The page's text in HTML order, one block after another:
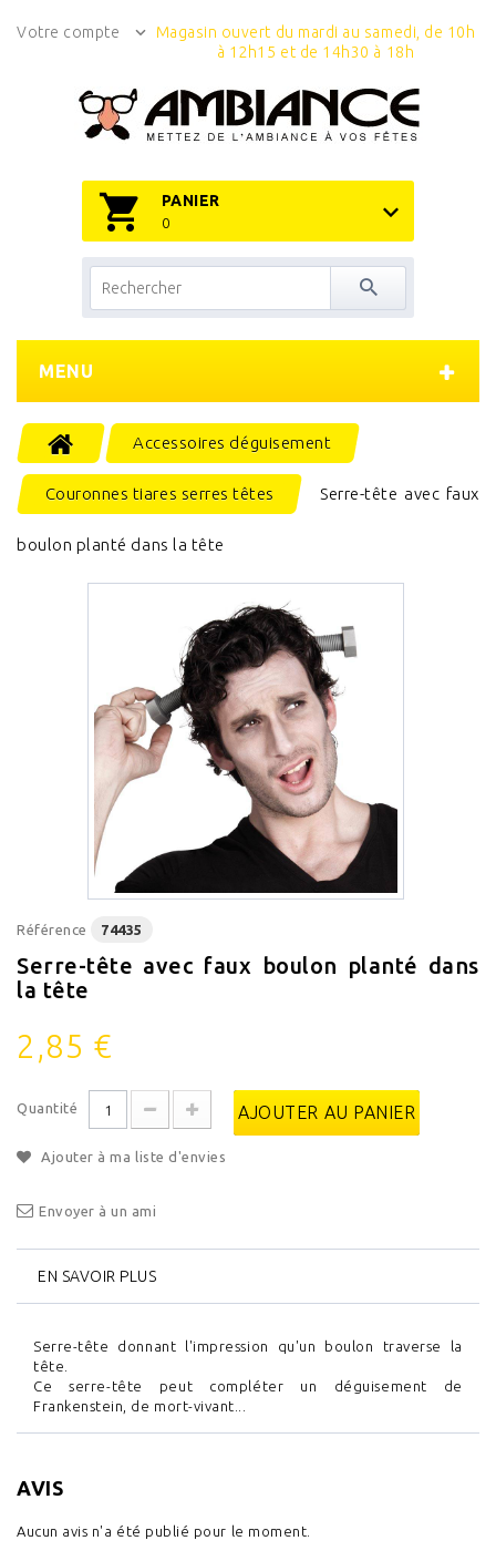
Votre compte
Magasin ouvert du mardi au samedi, de 10h
à 12h15 et de 14h30 à 18h
PANIER
0
MENU
Accessoires déguisement
Couronnes tiares serres têtes Serre-tête avec faux
boulon planté dans la tête
Référence 74435
Serre-tête avec faux boulon planté dans
la tête
2,85 €
Quantité AJOUTER AU PANIER
Ajouter à ma liste d'envies
Envoyer à un ami
EN SAVOIR PLUS
Serre-tête donnant l'impression qu'un boulon traverse la
tête.
Ce serre-tête peut compléter un déguisement de
Frankenstein, de mort-vivant...
AVIS
Aucun avis n'a été publié pour le moment.